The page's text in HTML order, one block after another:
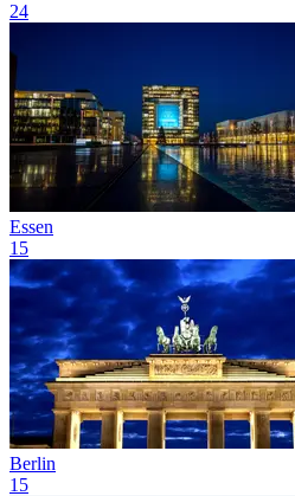
24
Essen
15
Berlin
15